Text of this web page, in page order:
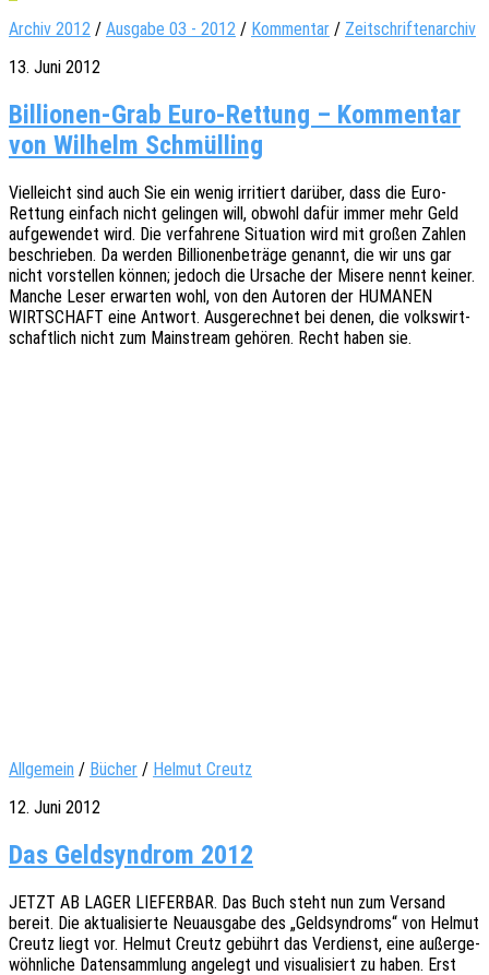
Archiv 2012 / Ausgabe 03 - 2012 / Kommentar / Zeitschriftenarchiv
13. Juni 2012
Billionen-Grab Euro-Rettung – Kommentar
von Wilhelm Schmülling
Viel­leicht sind auch Sie ein wenig irri­tiert darüber, dass die Euro-
Rettung einfach nicht gelin­gen will, obwohl dafür immer mehr Geld
aufge­wen­det wird. Die verfah­re­ne Situa­ti­on wird mit großen Zahlen
beschrie­ben. Da werden Billio­nen­be­trä­ge genannt, die wir uns gar
nicht vorstel­len können; jedoch die Ursa­che der Misere nennt keiner.
Manche Leser erwar­ten wohl, von den Autoren der HUMANEN
WIRTSCHAFT eine Antwort. Ausge­rech­net bei denen, die volks­wirt­
schaft­lich nicht zum Main­stream gehö­ren. Recht haben sie.
Allgemein / Bücher / Helmut Creutz
12. Juni 2012
Das Geldsyndrom 2012
JETZT AB LAGER LIEFERBAR. Das Buch steht nun zum Versand
bereit. Die aktua­li­sier­te Neuaus­ga­be des „Geld­syn­droms“ von Helmut
Creutz liegt vor. Helmut Creutz gebührt das Verdienst, eine außer­ge­
wöhn­li­che Daten­samm­lung ange­legt und visua­li­siert zu haben. Erst